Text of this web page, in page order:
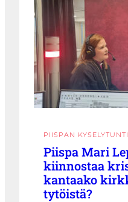
PIISPAN KYSELYTUNTI
Piispa Mari
kiinnostaa
kantaako
tytöistä?